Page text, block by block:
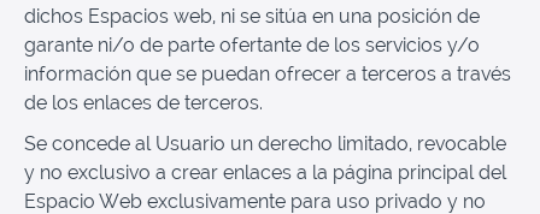
dichos Espacios web, ni se sitúa en una posición de
garante ni/o de parte ofertante de los servicios y/o
información que se puedan ofrecer a terceros a través
de los enlaces de terceros.
Se concede al Usuario un derecho limitado, revocable
y no exclusivo a crear enlaces a la página principal del
Espacio Web exclusivamente para uso privado y no